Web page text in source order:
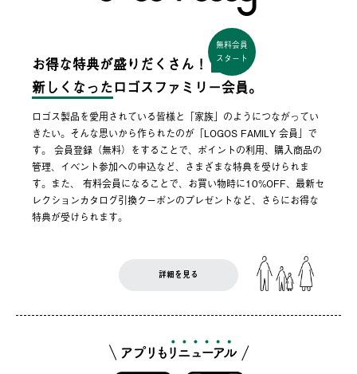
お得な特典が盛りだくさん！
無料会員
スタート
新しくなった ロゴスファミリー会員。
ロゴス製品を愛用されている皆様と「家族」のようにつながってい
きたい。そんな思いから作られたのが「LOGOS FAMILY 会員」で
す。 会員登録（無料）をすることで、ポイントの利用、購入商品の
管理、イベント参加への申込など、さまざまな特典を受けられま
す。また、 有料会員になることで、お買い物時に10%OFF、最新セ
レクションカタログ引換クーポンのプレゼントなど、さらにお得な
特典が受けられます。
詳細を見る